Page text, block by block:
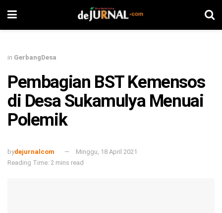
in GerbangDesa
Pembagian BST Kemensos
di Desa Sukamulya Menuai
Polemik
bydejurnalcom
Minggu, 18 April 2021
Reading Time: 2 mins read